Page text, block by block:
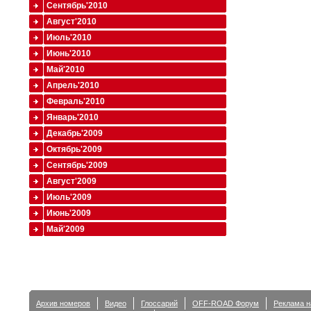
Сентябрь'2010
Август'2010
Июль'2010
Июнь'2010
Май'2010
Апрель'2010
Февраль'2010
Январь'2010
Декабрь'2009
Октябрь'2009
Сентябрь'2009
Август'2009
Июль'2009
Июнь'2009
Май'2009
Архив номеров Видео Глоссарий OFF-ROAD Форум Реклама